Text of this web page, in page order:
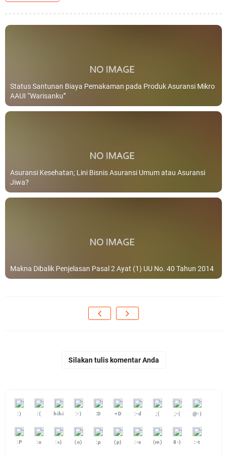
Status Santunan Biaya Pemakaman pada Produk Asuransi Mikro
AAUI “Warisanku”
Asuransi Kesehatan; Lini Bisnis Asuransi Umum atau Asuransi
Jiwa?
Makna Dibalik Penjelasan Pasal 2 Ayat (1) UU No. 40 Tahun 2014
Silakan tulis komentar Anda
:) :( hihi :-) :D =D :-d ;( ;-( @-)
:P :o :>) (o) :p (p) :-s (m) 8-) :-t